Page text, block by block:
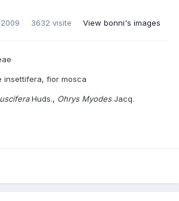
3632 visite View bonni's images
insettifera, fior mosca
Huds., Ohrys MyodesJacq.